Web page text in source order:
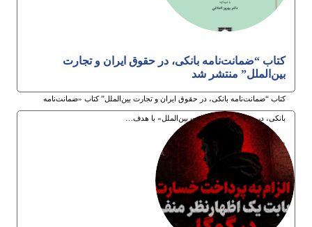
کتاب “ضمانت‌نامه بانکی، در حقوق ایران و تجارت
بین‌الملل” منتشر شد
کتاب “ضمانت‌نامه بانکی، در حقوق ایران و تجارت بین‌الملل” کتاب «ضمانت‌نامه
بانکی، در حقوق ایران و تجارت بین‌الملل» با هدف…
3ام مرداد 1405